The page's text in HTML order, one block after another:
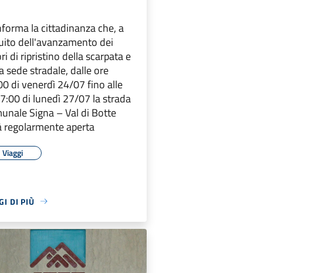
la cittadinanza che, a
dell'avanzamento dei
di ripristino della scarpata e
sede stradale, dalle ore
di venerdì 24/07 fino alle
di lunedì 27/07 la strada
Signa – Val di Botte
regolarmente aperta
Viaggi
DI PIÙ